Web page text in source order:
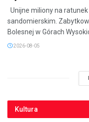
Unijne miliony na
sandomierskim.
Bolesnej w Górach
2026-08-05
Kultura